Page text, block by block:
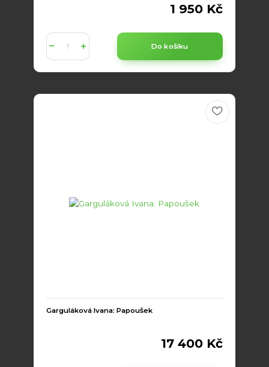
1 950 Kč
Do košíku
Garguláková Ivana: Papoušek
17 400 Kč